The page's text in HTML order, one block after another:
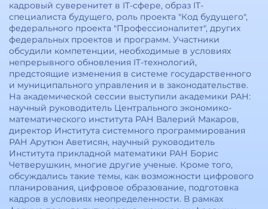
кадровый суверенитет в IT-сфере, образ IT-
специалиста будущего, роль проекта "Код будущего",
федерального проекта "Профессионалитет", других
федеральных проектов и программ. Участники
обсудили компетенции, необходимые в условиях
непрерывного обновления IT-технологий,
предстоящие изменения в системе государственного
и муниципального управления и в законодательстве.
На академической сессии выступили академики РАН:
научный руководитель Центрального экономико-
математического института РАН Валерий Макаров,
директор Института системного программирования
РАН Арутюн Аветисян, научный руководитель
Института прикладной математики РАН Борис
Четверушкин, многие другие ученые. Кроме того,
обсуждались такие темы, как возможности цифрового
планирования, цифровое образование, подготовка
кадров в условиях неопределенности. В рамках